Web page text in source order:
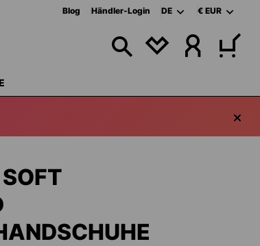
Blog Händler-Login DE € EUR
DU HAST 0